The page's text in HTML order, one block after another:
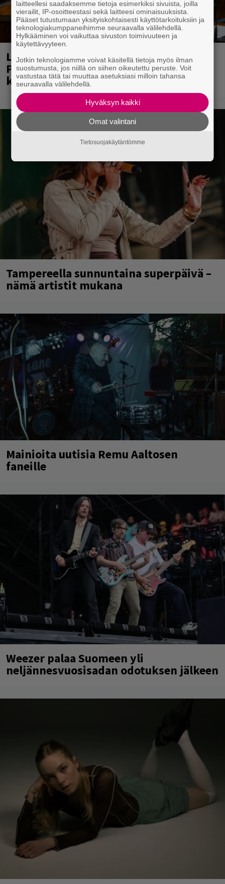
Laittomasta graffitista kiinni jäänyt
Paavo Arhinmäki jälleen spraypullo
kädessä – näitä puolueita ei kiinnosta
Tampereella sunnuntaina superpäivä –
nämä artistit mukana
Mainioita uutisia Remu Aaltosen
faneille
Weezer palaa Suomeen yli
neljännesvuosisadan odotuksen jälkeen
laitteellesi saadaksemme tietoja esimerkiksi sivuista, joilla
vierailit, IP-osoitteestasi sekä laitteesi ominaisuuksista.
Pääset tutustumaan yksityiskohtaisesti käyttötarkoituksiin ja
teknologiakumppaneihimme seuraavalla välilehdellä.
Hylkääminen voi vaikuttaa sivuston toimivuuteen ja
käytettävyyteen.
Jotkin teknologiamme voivat käsitellä tietoja myös ilman
suostumusta, jos niillä on siihen oikeutettu peruste. Voit
vastustaa tätä tai muuttaa asetuksiasi milloin tahansa
seuraavalla välilehdellä.
Hyväksyn kaikki
Omat valintani
Tietosuojakäytäntömme